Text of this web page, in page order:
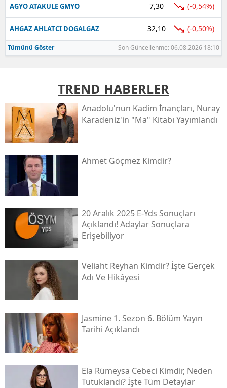
AGYO ATAKULE GMYO 7,30 (-0,54%)
AHGAZ AHLATCI DOGALGAZ 32,10 (-0,50%)
Tümünü Göster Son Güncellenme: 06.08.2026 18:10
TREND HABERLER
Anadolu'nun Kadim İnançları, Nuray
Karadeniz'in "ma" Kitabı Yayımlandı
Ahmet Göçmez Kimdir?
20 Aralık 2025 E-Yds Sonuçları
Açıklandı! Adaylar Sonuçlara
Erişebiliyor
Veliaht Reyhan Kimdir? İşte Gerçek
Adı Ve Hikâyesi
Jasmine 1. Sezon 6. Bölüm Yayın
Tarihi Açıklandı
Ela Rümeysa Cebeci Kimdir, Neden
Tutuklandı? İşte Tüm Detaylar